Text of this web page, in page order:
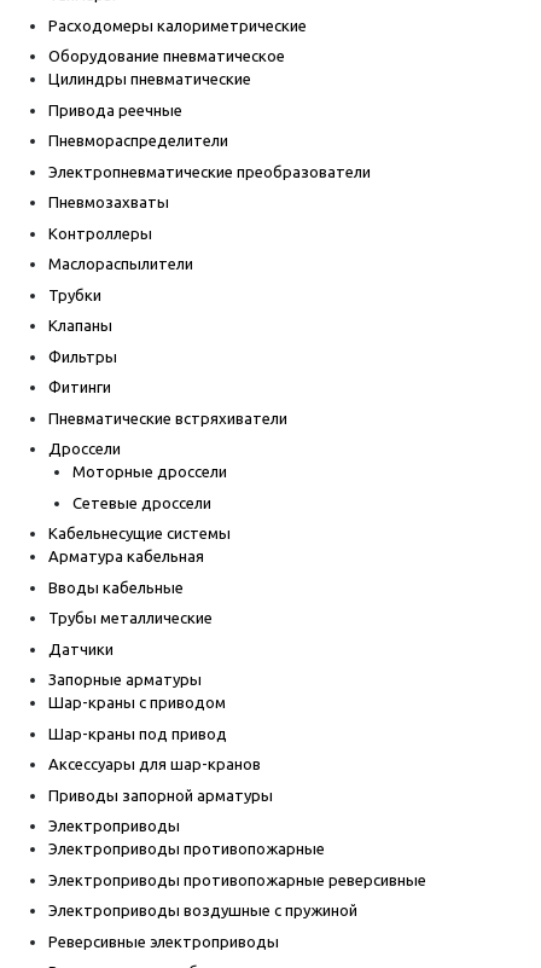
Расходомеры калориметрические
Оборудование пневматическое
Цилиндры пневматические
Привода реечные
Пневмораспределители
Электропневматические преобразователи
Пневмозахваты
Контроллеры
Маслораспылители
Трубки
Клапаны
Фильтры
Фитинги
Пневматические встряхиватели
Дроссели
Моторные дроссели
Сетевые дроссели
Кабельнесущие системы
Арматура кабельная
Вводы кабельные
Трубы металлические
Датчики
Запорные арматуры
Шар-краны с приводом
Шар-краны под привод
Аксессуары для шар-кранов
Приводы запорной арматуры
Электроприводы
Электроприводы противопожарные
Электроприводы противопожарные реверсивные
Электроприводы воздушные с пружиной
Реверсивные электроприводы